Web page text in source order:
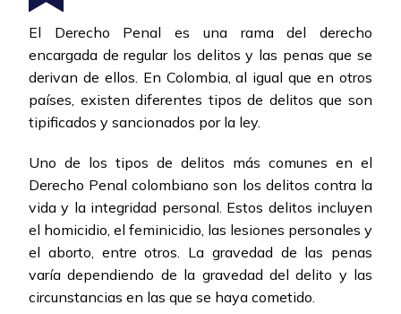
El Derecho Penal es una rama del derecho
encargada de regular los delitos y las penas que se
derivan de ellos. En Colombia, al igual que en otros
países, existen diferentes tipos de delitos que son
tipificados y sancionados por la ley.
Uno de los tipos de delitos más comunes en el
Derecho Penal colombiano son los delitos contra la
vida y la integridad personal. Estos delitos incluyen
el homicidio, el feminicidio, las lesiones personales y
el aborto, entre otros. La gravedad de las penas
varía dependiendo de la gravedad del delito y las
circunstancias en las que se haya cometido.